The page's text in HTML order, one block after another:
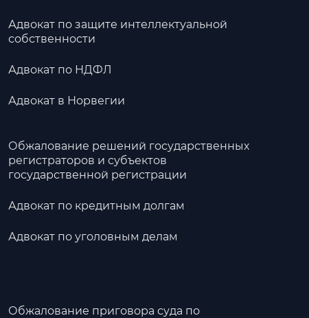
Адвокат по защите интеллектуальной
собственности
Адвокат по НДФЛ
Адвокат в Норвегии
Обжалование решений государственных
регистраторов и субъектов
государственной регистрации
Адвокат по кредитным долгам
Адвокат по уголовным делам
Обжалование приговора суда по